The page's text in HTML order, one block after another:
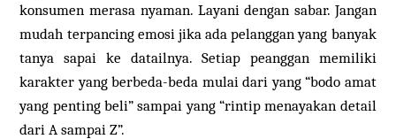
konsumen merasa nyaman. Layani dengan sabar. Jangan
mudah terpancing emosi jika ada pelanggan yang banyak
tanya sapai ke datailnya. Setiap peanggan memiliki
karakter yang berbeda-beda mulai dari yang “bodo amat
yang penting beli” sampai yang “rintip menayakan detail
dari A sampai Z”.